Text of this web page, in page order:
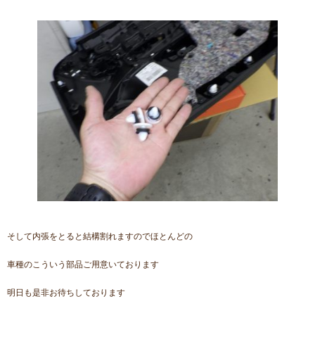
そして内張をとると結構割れますのでほとんどの
車種のこういう部品ご用意いております
明日も是非お待ちしております